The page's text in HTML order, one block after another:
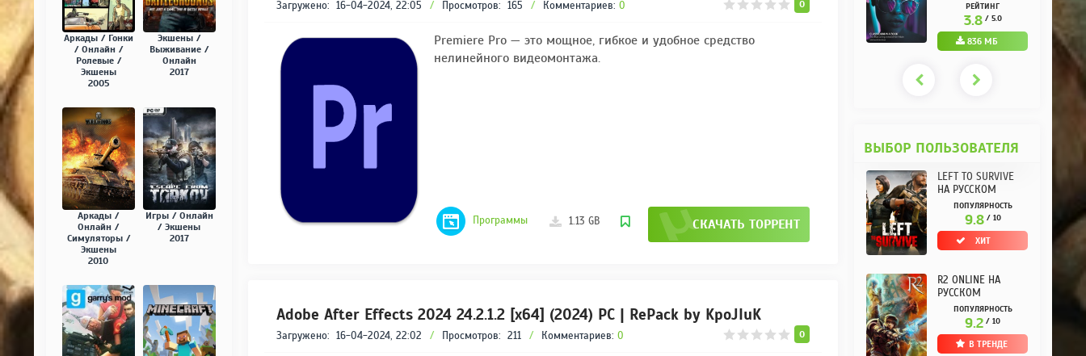
0
Загружено: 16-04-2024, 22:05 / Просмотров: 165 / Комментариев: 0
Premiere Pro — это мощное, гибкое и удобное средство
нелинейного видеомонтажа.
СКАЧАТЬ ТОРРЕНТ
1.13 GB
Программы
Adobe After Effects 2024 24.2.1.2 [x64] (2024) PC | RePack by KpoJIuK
0
Загружено: 16-04-2024, 22:02 / Просмотров: 211 / Комментариев: 0
Аркады / Гонки
/ Онлайн /
Ролевые /
Экшены
2005
Экшены /
Выживание /
Онлайн
2017
Аркады /
Онлайн /
Симуляторы /
Экшены
2010
Игры / Онлайн
/ Экшены
2017
REPACK ОТ D!AKOV
297 МБ
РУССКОМ REPACK
ОТ KPOJIUK
РЕЙТИНГ
(10.3.0.10) НА
РУССКОМ REPACK
ОТ KPOJIUK
РЕЙТИНГ
3.8 / 5.0
836 МБ
ВЫБОР ПОЛЬЗОВАТЕЛЯ
LEFT TO SURVIVE
НА РУССКОМ
ПОПУЛЯРНОСТЬ
9.8 / 10
ХИТ
R2 ONLINE НА
РУССКОМ
ПОПУЛЯРНОСТЬ
9.2 / 10
В ТРЕНДЕ